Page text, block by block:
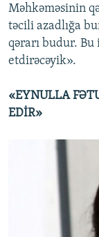
Məhkəməsinin
təcili azadlığa
qərarı budur.
etdirəcəyik».
«EYNULLA
EDİR»